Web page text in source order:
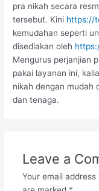
pra nikah secara
tersebut. Kini https://
kemudahan seperti
disediakan oleh
Mengurus perjanjian
pakai layanan ini,
nikah dengan mudah
dan tenaga.
Leave a
Your email